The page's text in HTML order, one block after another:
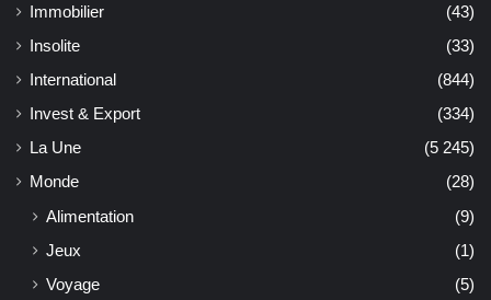
Immobilier
(43)
Insolite
(33)
International
(844)
Invest & Export
(334)
La Une
(5 245)
Monde
(28)
Alimentation
(9)
Jeux
(1)
Voyage
(5)